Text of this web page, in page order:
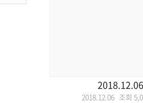
2018.12.06 조회